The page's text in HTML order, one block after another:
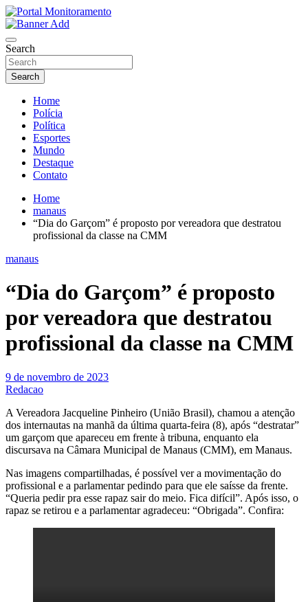
Skip
to
content
Portal Monitoramento
Search
Search
Home
Polícia
Política
Esportes
Mundo
Destaque
Contato
Home
manaus
“Dia do Garçom” é proposto por vereadora que destratou
profissional da classe na CMM
manaus
“Dia do Garçom” é proposto
por vereadora que destratou
profissional da classe na CMM
9 de novembro de 2023
Redacao
A Vereadora Jacqueline Pinheiro (União Brasil), chamou a atenção
dos internautas na manhã da última quarta-feira (8), após “destratar”
um garçom que apareceu em frente à tribuna, enquanto ela
discursava na Câmara Municipal de Manaus (CMM), em Manaus.
Nas imagens compartilhadas, é possível ver a movimentação do
profissional e a parlamentar pedindo para que ele saísse da frente.
“Queria pedir pra esse rapaz sair do meio. Fica difícil”. Após isso, o
rapaz se retirou e a parlamentar agradeceu: “Obrigada”. Confira: